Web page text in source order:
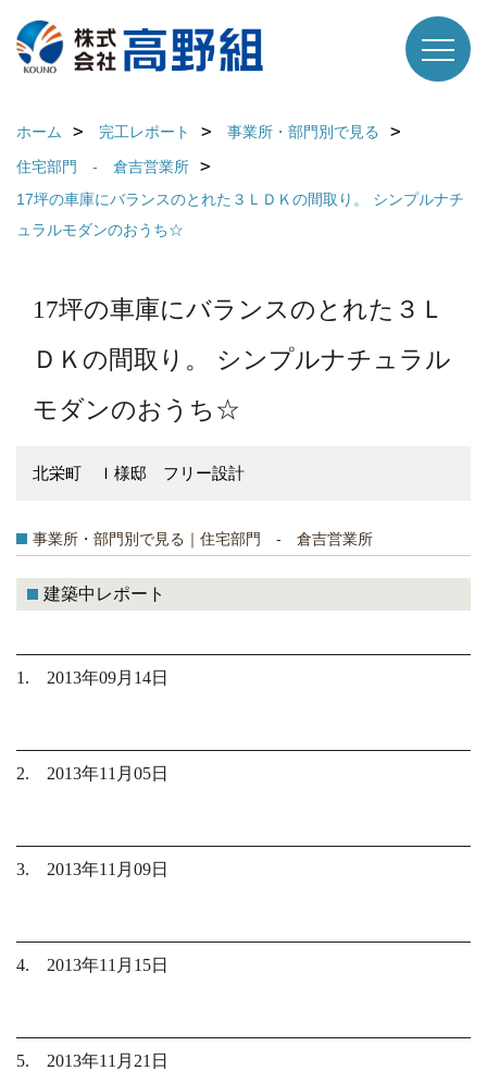
ホーム 完工レポート
事業所・部門別で見る
住宅部門 - 倉吉営業所
17坪の車庫にバランスのとれた３ＬＤＫの間取り。 シンプルナチ
ュラルモダンのおうち☆
17坪の車庫にバランスのとれた３Ｌ
ＤＫの間取り。 シンプルナチュラル
モダンのおうち☆
北栄町 Ｉ様邸 フリー設計
事業所・部門別で見る｜住宅部門 - 倉吉営業所
建築中レポート
1. 2013年09月14日
2. 2013年11月05日
3. 2013年11月09日
4. 2013年11月15日
5. 2013年11月21日